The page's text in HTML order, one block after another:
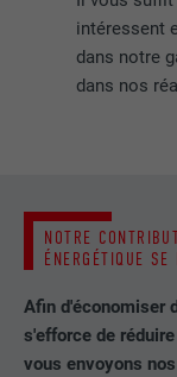
intéressent
dans notre
dans nos
NOTRE
ÉNERGÉTIQUE
Afin d'économiser
s'efforce de
vous envoyons